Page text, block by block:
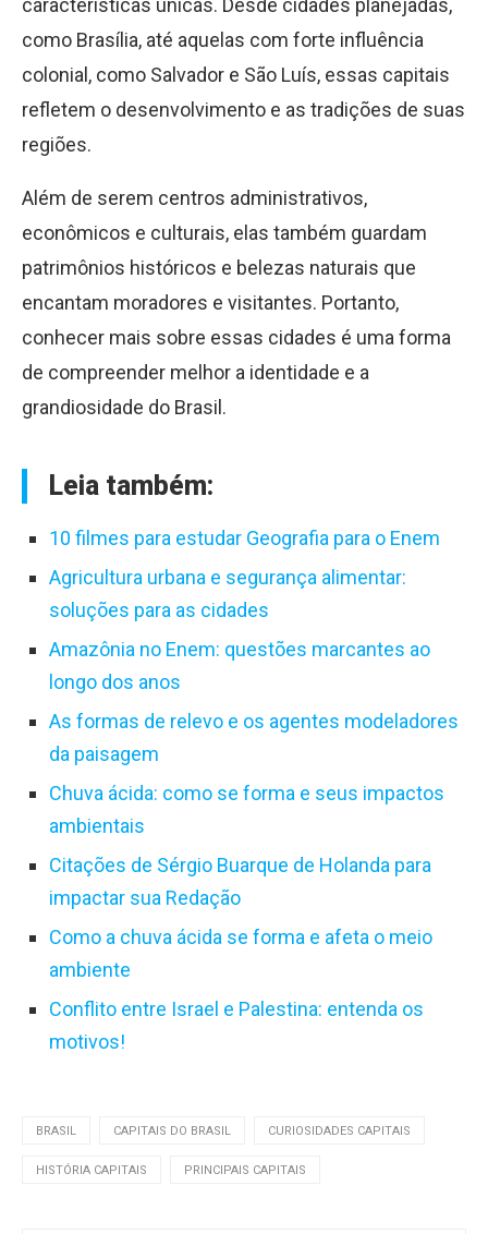
características únicas. Desde cidades planejadas,
como Brasília, até aquelas com forte influência
colonial, como Salvador e São Luís, essas capitais
refletem o desenvolvimento e as tradições de suas
regiões.
Além de serem centros administrativos,
econômicos e culturais, elas também guardam
patrimônios históricos e belezas naturais que
encantam moradores e visitantes. Portanto,
conhecer mais sobre essas cidades é uma forma
de compreender melhor a identidade e a
grandiosidade do Brasil.
Leia também:
10 filmes para estudar Geografia para o Enem
Agricultura urbana e segurança alimentar:
soluções para as cidades
Amazônia no Enem: questões marcantes ao
longo dos anos
As formas de relevo e os agentes modeladores
da paisagem
Chuva ácida: como se forma e seus impactos
ambientais
Citações de Sérgio Buarque de Holanda para
impactar sua Redação
Como a chuva ácida se forma e afeta o meio
ambiente
Conflito entre Israel e Palestina: entenda os
motivos!
BRASIL CAPITAIS DO BRASIL CURIOSIDADES CAPITAIS
HISTÓRIA CAPITAIS PRINCIPAIS CAPITAIS